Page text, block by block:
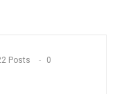
Posts 0